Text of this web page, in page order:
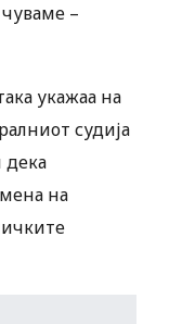
–
укажаа на
судија
на